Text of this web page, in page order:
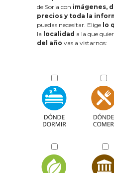
de Soria con imágenes,
precios y toda la
puedas necesitar. Elige lo
la localidad a la que
del año vas a vistarnos: